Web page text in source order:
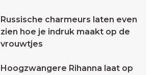
Russische charmeurs laten even
zien hoe je indruk maakt op de
vrouwtjes
Hoogzwangere Rihanna laat op